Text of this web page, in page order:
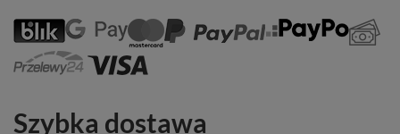
Szybka dostawa